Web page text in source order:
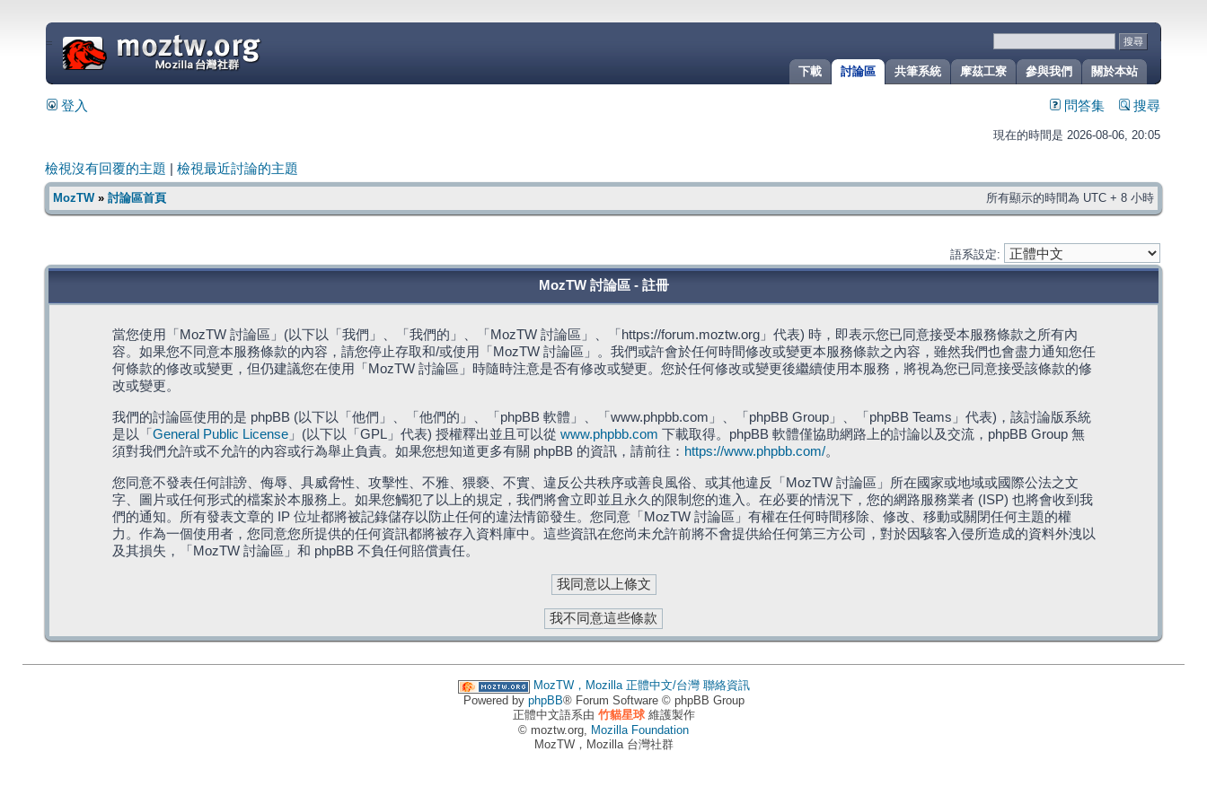
關於本站
參與我們
摩茲工寮
共筆系統
討論區
下載
=
登入 問答集 搜尋
現在的時間是 2026-08-06, 20:05
檢視沒有回覆的主題 檢視最近討論的主題
MozTW» 討論區首頁 所有顯示的時間為 UTC + 8 小時
語系設定:
MozTW 討論區 - 註冊
當您使用「MozTW 討論區」(以下以「我們」、「我們的」、「MozTW 討論區」、「https://forum.moztw.org」代表) 時，即表示您已同意接受本服務條款之所有內
容。如果您不同意本服務條款的內容，請您停止存取和/或使用「MozTW 討論區」。我們或許會於任何時間修改或變更本服務條款之內容，雖然我們也會盡力通知您任
何條款的修改或變更，但仍建議您在使用「MozTW 討論區」時隨時注意是否有修改或變更。您於任何修改或變更後繼續使用本服務，將視為您已同意接受該條款的修
改或變更。
我們的討論區使用的是 phpBB (以下以「他們」、「他們的」、「phpBB 軟體」、「www.phpbb.com」、「phpBB Group」、「phpBB Teams」代表)，該討論版系統
是以「 General Public License」(以下以「GPL」代表) 授權釋出並且可以從 www.phpbb.com 下載取得。phpBB 軟體僅協助網路上的討論以及交流，phpBB Group 無
須對我們允許或不允許的內容或行為舉止負責。如果您想知道更多有關 phpBB 的資訊，請前往： https://www.phpbb.com/。
您同意不發表任何誹謗、侮辱、具威脅性、攻擊性、不雅、猥褻、不實、違反公共秩序或善良風俗、或其他違反「MozTW 討論區」所在國家或地域或國際公法之文
字、圖片或任何形式的檔案於本服務上。如果您觸犯了以上的規定，我們將會立即並且永久的限制您的進入。在必要的情況下，您的網路服務業者 (ISP) 也將會收到我
們的通知。所有發表文章的 IP 位址都將被記錄儲存以防止任何的違法情節發生。您同意「MozTW 討論區」有權在任何時間移除、修改、移動或關閉任何主題的權
力。作為一個使用者，您同意您所提供的任何資訊都將被存入資料庫中。這些資訊在您尚未允許前將不會提供給任何第三方公司，對於因駭客入侵所造成的資料外洩以
及其損失，「MozTW 討論區」和 phpBB 不負任何賠償責任。
MozTW，Mozilla 正體中文/台灣 聯絡資訊
Powered by phpBB® Forum Software © phpBB Group
正體中文語系由 竹貓星球維護製作
© moztw.org, Mozilla Foundation
MozTW，Mozilla 台灣社群